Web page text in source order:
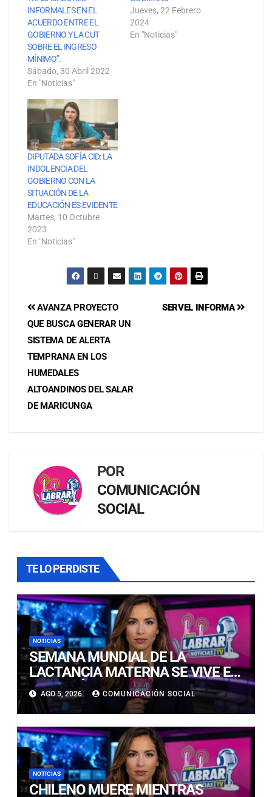
INFORMALES EN EL
ACUERDO ENTRE EL
GOBIERNO Y LA CUT
SOBRE EL INGRESO
MÍNIMO”.
Sábado, 30 Abril 2022
En "Noticias"
Jueves, 22 Febrero
2024
En "Noticias"
DIPUTADA SOFÍA CID: LA
INDOLENCIA DEL
GOBIERNO CON LA
SITUACIÓN DE LA
EDUCACIÓN ES EVIDENTE
Martes, 10 Octubre
2023
En "Noticias"
SERVEL INFORMA
AVANZA PROYECTO
QUE BUSCA GENERAR UN
SISTEMA DE ALERTA
TEMPRANA EN LOS
HUMEDALES
ALTOANDINOS DEL SALAR
DE MARICUNGA
POR
COMUNICACIÓN
SOCIAL
TE LO PERDISTE
NOTICIAS
SEMANA MUNDIAL DE LA
LACTANCIA MATERNA SE VIVE EN
COPIAPÓ CON FERIA EDUCATIVA
ABIERTA A LA COMUNIDAD
AGO 5, 2026 COMUNICACIÓN SOCIAL
NOTICIAS
CHILENO MUERE MIENTRAS